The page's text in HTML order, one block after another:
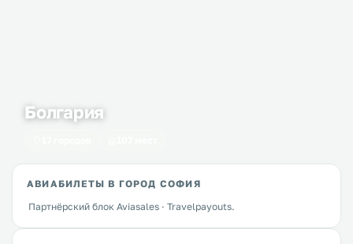
Болгария
АВИАБИЛЕТЫ В ГОРОД СОФИЯ
Партнёрский блок Aviasales · Travelpayouts.